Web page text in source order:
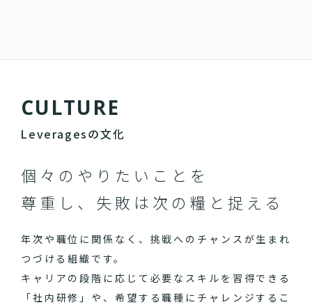
CULTURE
Leveragesの文化
個々のやりたいことを
尊重し、失敗は次の糧と捉える
年次や職位に関係なく、挑戦へのチャンスが生まれ
つづける組織です。
キャリアの段階に応じて必要なスキルを習得できる
「社内研修」や、希望する職種にチャレンジするこ